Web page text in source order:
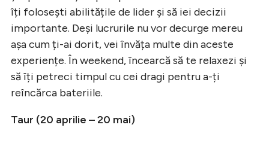
îți folosești abilitățile de lider și să iei decizii
importante. Deși lucrurile nu vor decurge mereu
așa cum ți-ai dorit, vei învăța multe din aceste
experiențe. În weekend, încearcă să te relaxezi și
să îți petreci timpul cu cei dragi pentru a-ți
reîncărca bateriile.
Taur (20 aprilie – 20 mai)